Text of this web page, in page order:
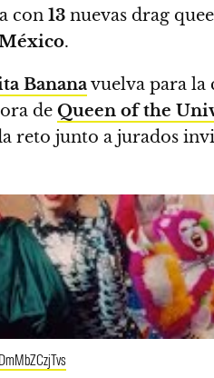
con 13 nuevas drag
.
Bananavuelva para la
de Queen of the
reto junto a jurados